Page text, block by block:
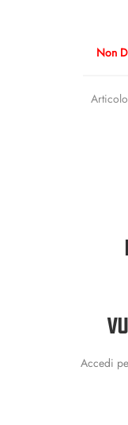
Non
Accedi